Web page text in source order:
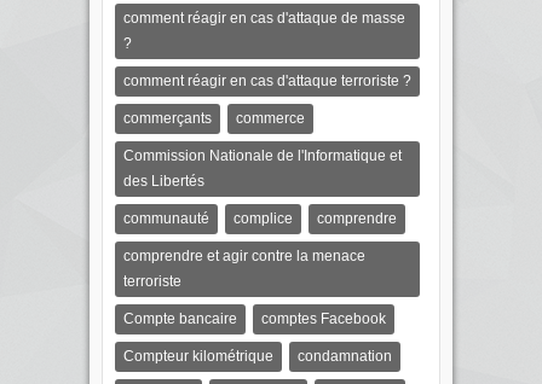
comment réagir en cas d'attaque de masse
?
comment réagir en cas d'attaque terroriste ?
commerçants commerce
Commission Nationale de l'Informatique et
des Libertés
communauté complice comprendre
comprendre et agir contre la menace
terroriste
Compte bancaire comptes Facebook
Compteur kilométrique condamnation